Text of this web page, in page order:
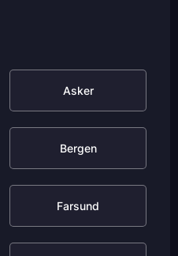
Asker
Bergen
Farsund